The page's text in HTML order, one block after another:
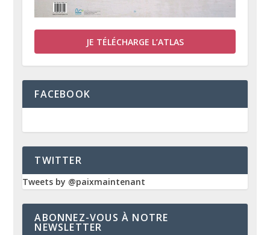
JE TÉLÉCHARGE L’ATLAS
FACEBOOK
TWITTER
Tweets by @paixmaintenant
ABONNEZ-VOUS À NOTRE
NEWSLETTER